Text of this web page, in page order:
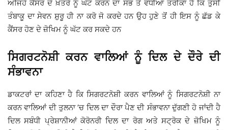
ਅਜਿਹੇ ਕੈਂਸਰ ਦੇ ਖ਼ਤਰੇ ਨੂੰ ਘੱਟ ਕਰਨ ਦਾ ਸਭ ਤੋਂ ਵਧੀਆ ਤਰੀਕਾ ਹੈ ਕਿ ਤੁਸੀਂ
ਤੰਬਾਕੂ ਦਾ ਸੇਵਨ ਸ਼ੁਰੂ ਹੀ ਨਾ ਕਰੋ ਜੋ ਕਰਦੇ ਹਨ ਉਹ ਹੁਣੇ ਤੋਂ ਹੀ ਇਸ ਨੂੰ ਛੱਡ ਕੇ
ਕੈਂਸਰ ਹੋਣ ਦੇ ਜ਼ੋਖਿਮ ਨੂੰ ਘੱਟ ਕਰ ਸਕਦੇ ਹਨ
ਸਿਗਰਟਨੋਸ਼ੀ ਕਰਨ ਵਾਲਿਆਂ ਨੂੰ ਦਿਲ ਦੇ ਦੌਰੇ ਦੀ
ਸੰਭਾਵਨਾ
ਡਾਕਟਰਾਂ ਦਾ ਕਹਿਣਾ ਹੈ ਕਿ ਸਿਗਰਟਨੋਸ਼ੀ ਕਰਨ ਵਾਲਿਆਂ ਨੂੰ ਸਿਗਰਟਨੋਸ਼ੀ ਨਾ
ਕਰਨ ਵਾਲਿਆਂ ਦੀ ਤੁਲਨਾ ’ਚ ਦਿਲ ਦਾ ਦੌਰਾ ਪੈਣ ਦੀ ਸੰਭਾਵਨਾ ਦੁੱਗਣੀ ਹੋ ਜਾਂਦੀ ਹੈ
ਦਿਲ ਸਬੰਧੀ ਪ੍ਰੇਸ਼ਾਨੀਆਂ ਕੋਰੋਨਰੀ ਦਿਲ ਦਾ ਰੋਗ ਅਤੇ ਸਟ੍ਰੋਕ ਦੇ ਜ਼ੋਖਿਮ ਨੂੰ